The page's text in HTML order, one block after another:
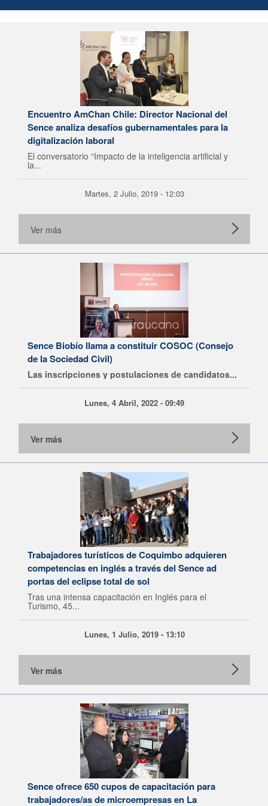
Encuentro AmChan Chile: Director Nacional del
Sence analiza desafíos gubernamentales para la
digitalización laboral
El conversatorio “Impacto de la inteligencia artificial y
la...
Martes, 2 Julio, 2019 - 12:03
Ver más
Sence Biobío llama a constituir COSOC (Consejo
de la Sociedad Civil)
Las inscripciones y postulaciones de candidatos...
Lunes, 4 Abril, 2022 - 09:49
Ver más
Trabajadores turísticos de Coquimbo adquieren
competencias en inglés a través del Sence ad
portas del eclipse total de sol
Tras una intensa capacitación en Inglés para el
Turismo, 45...
Lunes, 1 Julio, 2019 - 13:10
Ver más
Sence ofrece 650 cupos de capacitación para
trabajadores/as de microempresas en La